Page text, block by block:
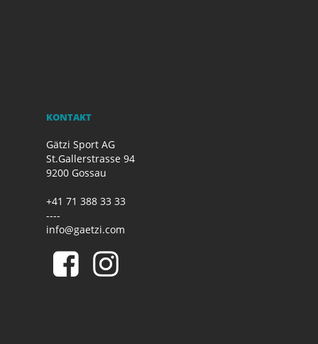
KONTAKT
Gätzi Sport AG
St.Gallerstrasse 94
9200 Gossau
+41 71 388 33 33
----
info@gaetzi.com